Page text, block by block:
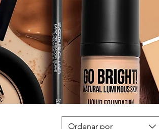
Ordenar por